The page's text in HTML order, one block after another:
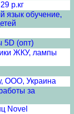
р.кг
язык обучение,
5D (опт)
ЖКУ, лампы
ООО, Украина
за
Novel